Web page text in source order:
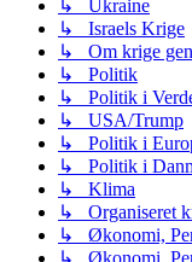
↳ Ukraine
↳ Israels Krige
↳ Om krige
↳ Politik
↳ Politik i
↳ USA/Trump
↳ Politik i
↳ Politik i
↳ Klima
↳ Organiseret
↳ Økonomi,
↳ Økonomi,